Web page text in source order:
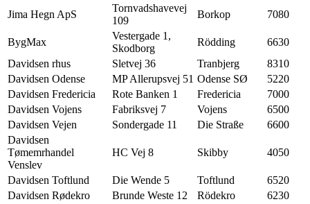
Jima Hegn ApS
Tornvadshavevej
109
Borkop 7080
BygMax
Vestergade 1,
Skodborg
Rödding
6630
Davidsen rhus
Sletvej 36 Tranbjerg
8310
Davidsen Odense
MP Allerupsvej 51 Odense SØ
5220
Davidsen Fredericia
Rote Banken 1 Fredericia
7000
Davidsen Vojens
Fabriksvej 7 Vojens
6500
Davidsen Vejen
Sondergade 11 Die Straße
6600
Davidsen
Tømemrhandel
Venslev
HC Vej 8 Skibby 4050
Davidsen Toftlund Die Wende 5 Toftlund
6520
Davidsen Rødekro
Brunde Weste 12 Rödekro
6230